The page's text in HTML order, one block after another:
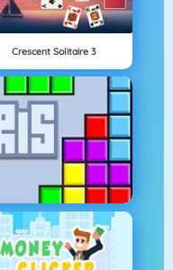
Crescent Solitaire 3